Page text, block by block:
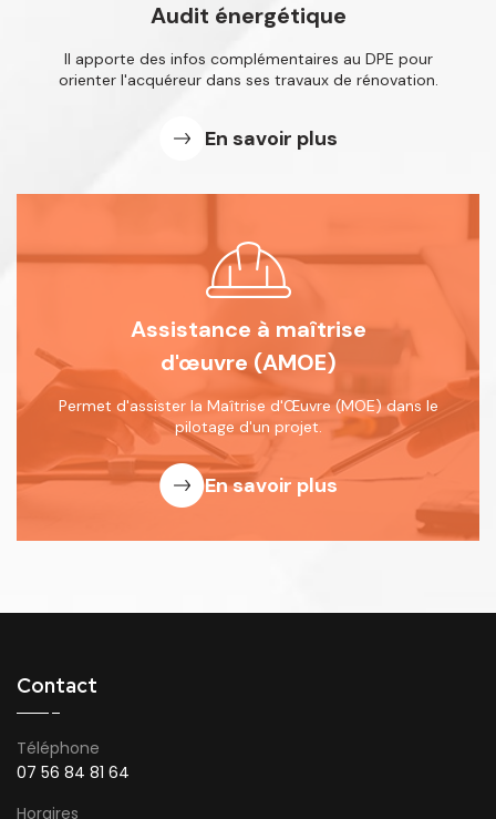
Audit énergétique
Il apporte des infos complémentaires au DPE pour
orienter l'acquéreur dans ses travaux de rénovation.
En savoir plus
Assistance à maîtrise
d'œuvre (AMOE)
Permet d'assister la Maîtrise d'Œuvre(MOE) dans le
pilotage d'un projet.
En savoir plus
Contact
Téléphone
07 56 84 81 64
Horaires